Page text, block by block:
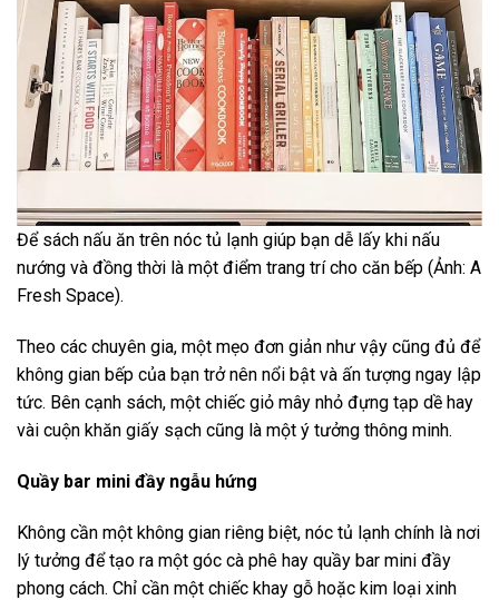
Để sách nấu ăn trên nóc tủ lạnh giúp bạn dễ lấy khi nấu
nướng và đồng thời là một điểm trang trí cho căn bếp (Ảnh: A
Fresh Space).
Theo các chuyên gia, một mẹo đơn giản như vậy cũng đủ để
không gian bếp của bạn trở nên nổi bật và ấn tượng ngay lập
tức. Bên cạnh sách, một chiếc giỏ mây nhỏ đựng tạp dề hay
vài cuộn khăn giấy sạch cũng là một ý tưởng thông minh.
Quầy bar mini đầy ngẫu hứng
Không cần một không gian riêng biệt, nóc tủ lạnh chính là nơi
lý tưởng để tạo ra một góc cà phê hay quầy bar mini đầy
phong cách. Chỉ cần một chiếc khay gỗ hoặc kim loại xinh